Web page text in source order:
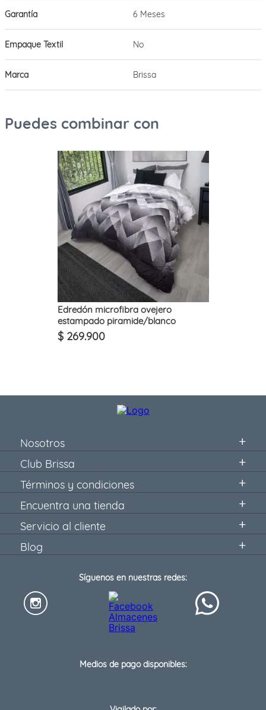
Garantía 6 Meses
Empaque Textil No
Marca Brissa
Puedes combinar con
Edredón microfibra ovejero
estampado piramide/blanco
$ 269.900
Nosotros
Club Brissa
Términos y condiciones
Encuentra una tienda
Servicio al cliente
Blog
Síguenos en nuestras redes:
Medios de pago disponibles: